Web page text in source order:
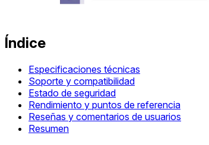
Índice
Especificaciones técnicas
Soporte y compatibilidad
Estado de seguridad
Rendimiento y puntos de referencia
Reseñas y comentarios de usuarios
Resumen